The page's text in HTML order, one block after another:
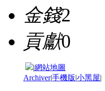
金錢2
貢獻0
|網站地圖
Archiver|手機版|小黑屋|